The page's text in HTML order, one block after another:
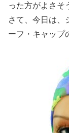
った方がよさそ
さて、今日は、
ーフ・キャップ